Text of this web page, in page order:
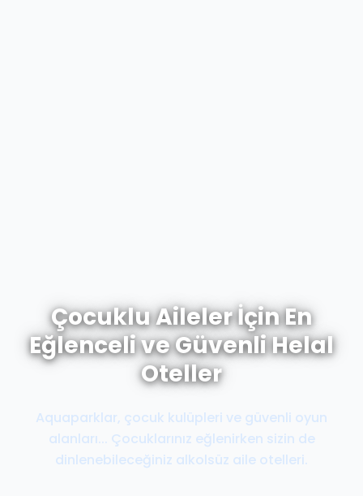
Çocuklu Aileler İçin En
Eğlenceli ve Güvenli Helal
Oteller
Aquaparklar, çocuk kulüpleri ve güvenli oyun
alanları... Çocuklarınız eğlenirken sizin de
dinlenebileceğiniz alkolsüz aile otelleri.